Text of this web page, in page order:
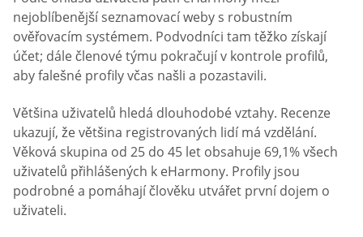
nejoblíbenější seznamovací weby s robustním
ověřovacím systémem. Podvodníci tam těžko získají
účet; dále členové týmu pokračují v kontrole profilů,
aby falešné profily včas našli a pozastavili.
Většina uživatelů hledá dlouhodobé vztahy. Recenze
ukazují, že většina registrovaných lidí má vzdělání.
Věková skupina od 25 do 45 let obsahuje 69,1% všech
uživatelů přihlášených k eHarmony. Profily jsou
podrobné a pomáhají člověku utvářet první dojem o
uživateli.